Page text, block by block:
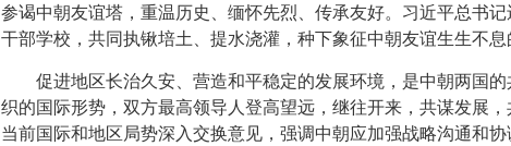
参谒中朝友谊塔，重温历史、缅怀先烈、传承友好。习近平总书
干部学校，共同执锹培土、提水浇灌，种下象征中朝友谊生生不息
促进地区长治久安、营造和平稳定的发展环境，是中朝两国的
织的国际形势，双方最高领导人登高望远，继往开来，共谋发展
当前国际和地区局势深入交换意见，强调中朝应加强战略沟通和